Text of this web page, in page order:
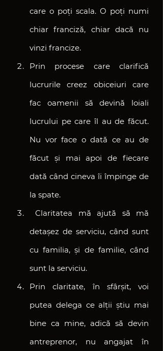
care o poți scala. O poți numi
chiar franciză, chiar dacă nu
vinzi francize.
Prin procese care clarifică
lucrurile creez obiceiuri care
fac oamenii să devină loiali
lucrului pe care îl au de făcut.
Nu vor face o dată ce au de
făcut și mai apoi de fiecare
dată când cineva îi împinge de
la spate.
Claritatea mă ajută să mă
detașez de serviciu, când sunt
cu familia, și de familie, când
sunt la serviciu.
Prin claritate, în sfârșit, voi
putea delega ce alții știu mai
bine ca mine, adică să devin
antreprenor, nu angajat în